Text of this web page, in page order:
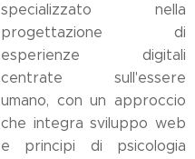
specializzato nella
progettazione di
esperienze digitali
centrate sull'essere
umano, con un approccio
che integra sviluppo web
e principi di psicologia